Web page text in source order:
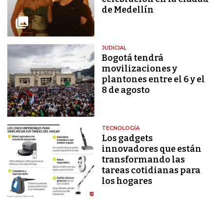
de Medellín
JUDICIAL
Bogotá tendrá
movilizaciones y
plantones entre el 6 y el
8 de agosto
TECNOLOGÍA
Los gadgets
innovadores que están
transformando las
tareas cotidianas para
los hogares